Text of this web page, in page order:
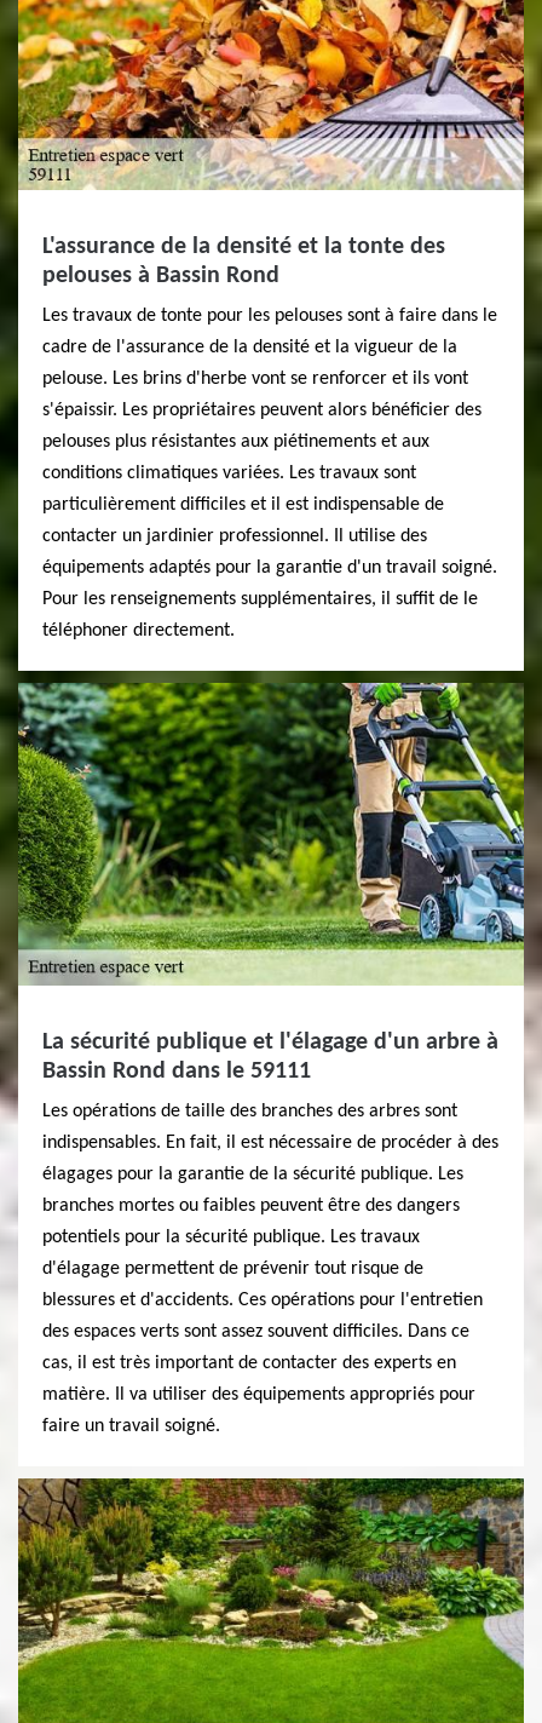
L'assurance de la densité et la tonte des
pelouses à Bassin Rond
Les travaux de tonte pour les pelouses sont à faire dans le
cadre de l'assurance de la densité et la vigueur de la
pelouse. Les brins d'herbe vont se renforcer et ils vont
s'épaissir. Les propriétaires peuvent alors bénéficier des
pelouses plus résistantes aux piétinements et aux
conditions climatiques variées. Les travaux sont
particulièrement difficiles et il est indispensable de
contacter un jardinier professionnel. Il utilise des
équipements adaptés pour la garantie d'un travail soigné.
Pour les renseignements supplémentaires, il suffit de le
téléphoner directement.
La sécurité publique et l'élagage d'un arbre à
Bassin Rond dans le 59111
Les opérations de taille des branches des arbres sont
indispensables. En fait, il est nécessaire de procéder à des
élagages pour la garantie de la sécurité publique. Les
branches mortes ou faibles peuvent être des dangers
potentiels pour la sécurité publique. Les travaux
d'élagage permettent de prévenir tout risque de
blessures et d'accidents. Ces opérations pour l'entretien
des espaces verts sont assez souvent difficiles. Dans ce
cas, il est très important de contacter des experts en
matière. Il va utiliser des équipements appropriés pour
faire un travail soigné.